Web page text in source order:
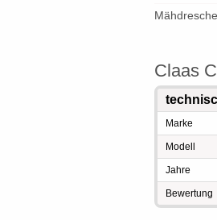
Claas
Marke
Modell
Jahre
Bewertung